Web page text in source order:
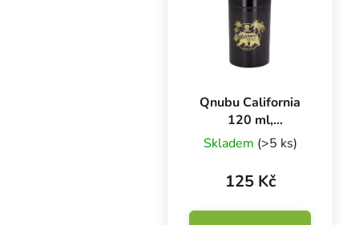
Qnubu California
120 ml,
podtlaková dóza
Skladem (>5 ks)
125 Kč